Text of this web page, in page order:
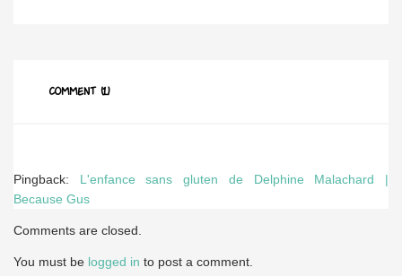
COMMENT (1)
Pingback: L'enfance sans gluten de Delphine Malachard |
Because Gus
Comments are closed.
You must be logged in to post a comment.